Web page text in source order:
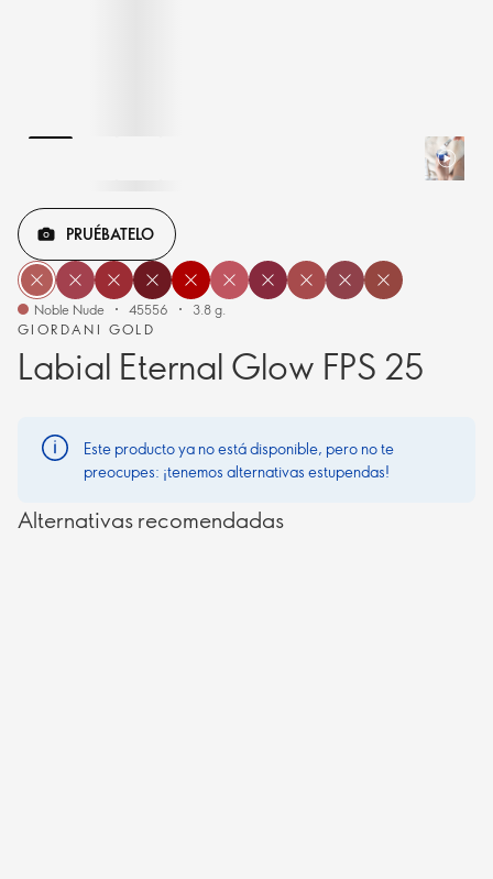
GIORDANI GOLD
Labial Eternal Glow FPS 25
PRUÉBATELO
Noble Nude 45556 3.8 g.
Este producto ya no está disponible, pero no te
preocupes: ¡tenemos alternativas estupendas!
Alternativas recomendadas